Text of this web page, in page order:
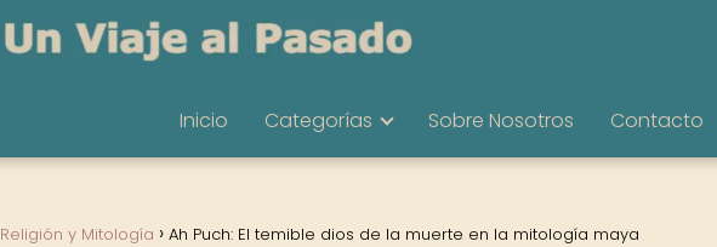
Inicio Categorías Sobre Nosotros Contacto
Religión y Mitología Ah Puch: El temible dios de la muerte en la mitología maya